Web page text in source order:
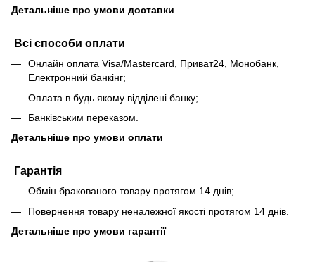
Детальніше про умови доставки
Всі способи оплати
Онлайн оплата Visa/Mastercard, Приват24, Монобанк,
Електронний банкінг;
Оплата в будь якому відділені банку;
Банківським переказом.
Детальніше про умови оплати
Гарантія
Обмін бракованого товару протягом 14 днів;
Повернення товару неналежної якості протягом 14 днів.
Детальніше про умови гарантії